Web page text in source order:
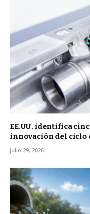
EE.UU. identifica
innovación del ciclo
julio 29, 2026